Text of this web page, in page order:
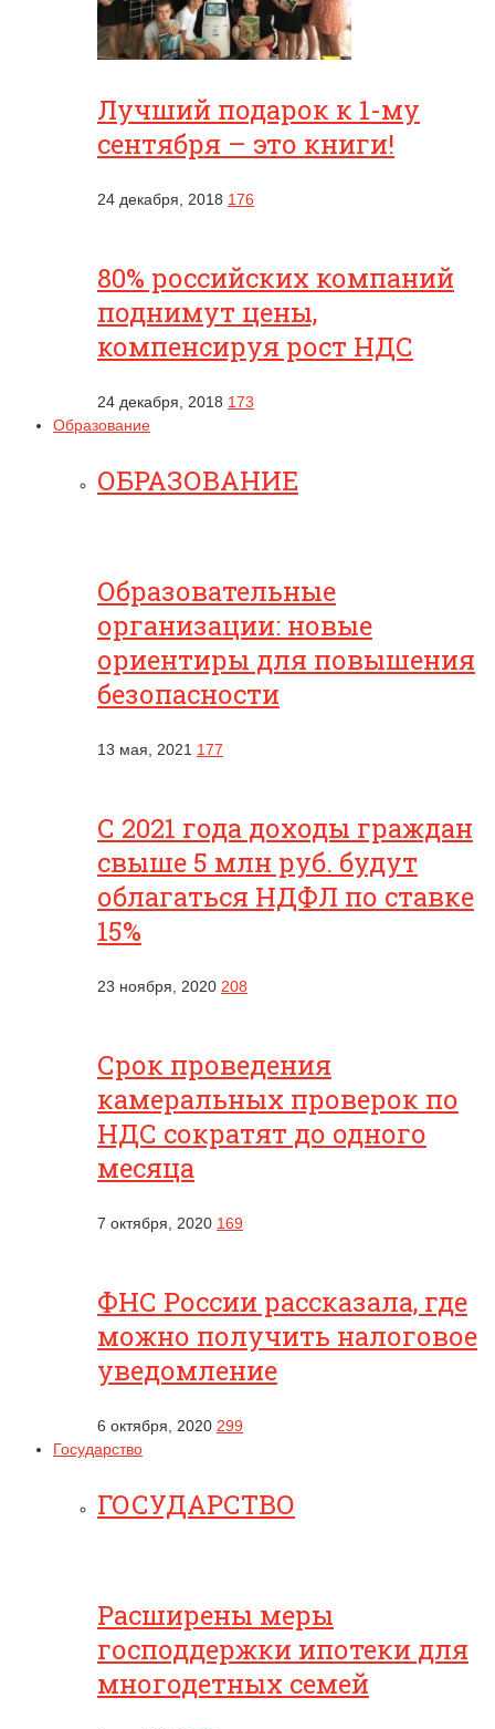
Лучший подарок к 1-му
сентября – это книги!
24 декабря, 2018 176
80% российских компаний
поднимут цены,
компенсируя рост НДС
24 декабря, 2018 173
Образование
ОБРАЗОВАНИЕ
Образовательные
организации: новые
ориентиры для повышения
безопасности
13 мая, 2021 177
С 2021 года доходы граждан
свыше 5 млн руб. будут
облагаться НДФЛ по ставке
15%
23 ноября, 2020 208
Срок проведения
камеральных проверок по
НДС сократят до одного
месяца
7 октября, 2020 169
ФНС России рассказала, где
можно получить налоговое
уведомление
6 октября, 2020 299
Государство
ГОСУДАРСТВО
Расширены меры
господдержки ипотеки для
многодетных семей